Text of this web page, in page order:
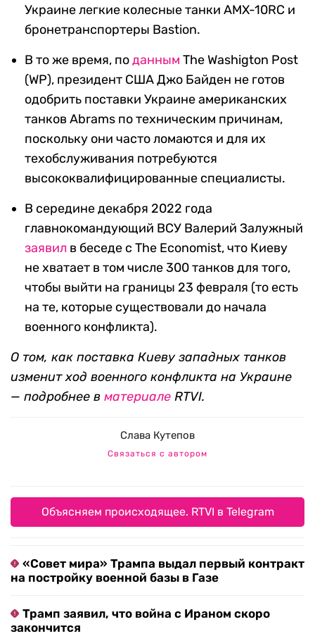
Украине легкие колесные танки AMX-10RC и
бронетранспортеры Bastion.
В то же время, поданным The Washigton Post
(WP), президент США Джо Байден не готов
одобрить поставки Украине американских
танков Abrams по техническим причинам,
поскольку они часто ломаются и для их
техобслуживания потребуются
высококвалифицированные специалисты.
В середине декабря 2022 года
главнокомандующий ВСУ Валерий Залужный
заявил в беседе с The Economist, что Киеву
не хватает в том числе 300 танков для того,
чтобы выйти на границы 23 февраля (то есть
на те, которые существовали до начала
военного конфликта).
О том, как поставка Киеву западных танков
изменит ход военного конфликта на Украине
— подробнее в материале RTVI.
Слава Кутепов
Связаться с автором
Объясняем происходящее. RTVI в Telegram
«Совет мира» Трампа выдал первый контракт
на постройку военной базы в Газе
Трамп заявил, что война с Ираном скоро
закончится